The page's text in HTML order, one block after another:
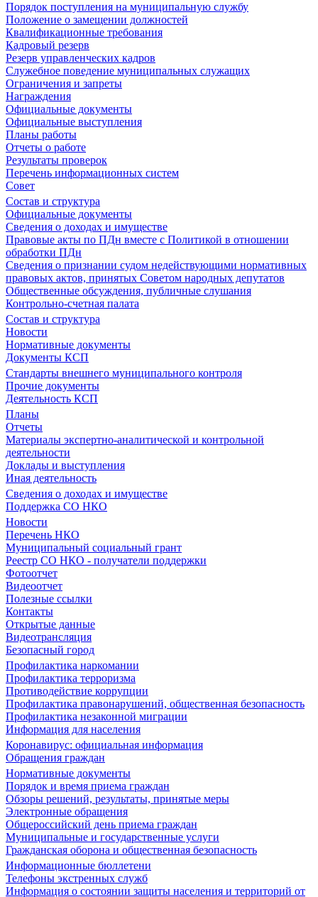
Порядок поступления на муниципальную службу
Положение о замещении должностей
Квалификационные требования
Кадровый резерв
Резерв управленческих кадров
Служебное поведение муниципальных служащих
Ограничения и запреты
Награждения
Официальные документы
Официальные выступления
Планы работы
Отчеты о работе
Результаты проверок
Перечень информационных систем
Совет
Состав и структура
Официальные документы
Сведения о доходах и имуществе
Правовые акты по ПДн вместе с Политикой в отношении
обработки ПДн
Сведения о признании судом недействующими нормативных
правовых актов, принятых Советом народных депутатов
Общественные обсуждения, публичные слушания
Контрольно-счетная палата
Состав и структура
Новости
Нормативные документы
Документы КСП
Стандарты внешнего муниципального контроля
Прочие документы
Деятельность КСП
Планы
Отчеты
Материалы экспертно-аналитической и контрольной
деятельности
Доклады и выступления
Иная деятельность
Сведения о доходах и имуществе
Поддержка СО НКО
Новости
Перечень НКО
Муниципальный социальный грант
Реестр СО НКО - получатели поддержки
Фотоотчет
Видеоотчет
Полезные ссылки
Контакты
Открытые данные
Видеотрансляция
Безопасный город
Профилактика наркомании
Профилактика терроризма
Противодействие коррупции
Профилактика правонарушений, общественная безопасность
Профилактика незаконной миграции
Информация для населения
Коронавирус: официальная информация
Обращения граждан
Нормативные документы
Порядок и время приема граждан
Обзоры решений, результаты, принятые меры
Электронные обращения
Общероссийский день приема граждан
Муниципальные и государственные услуги
Гражданская оборона и общественная безопасность
Информационные бюллетени
Телефоны экстренных служб
Информация о состоянии защиты населения и территорий от